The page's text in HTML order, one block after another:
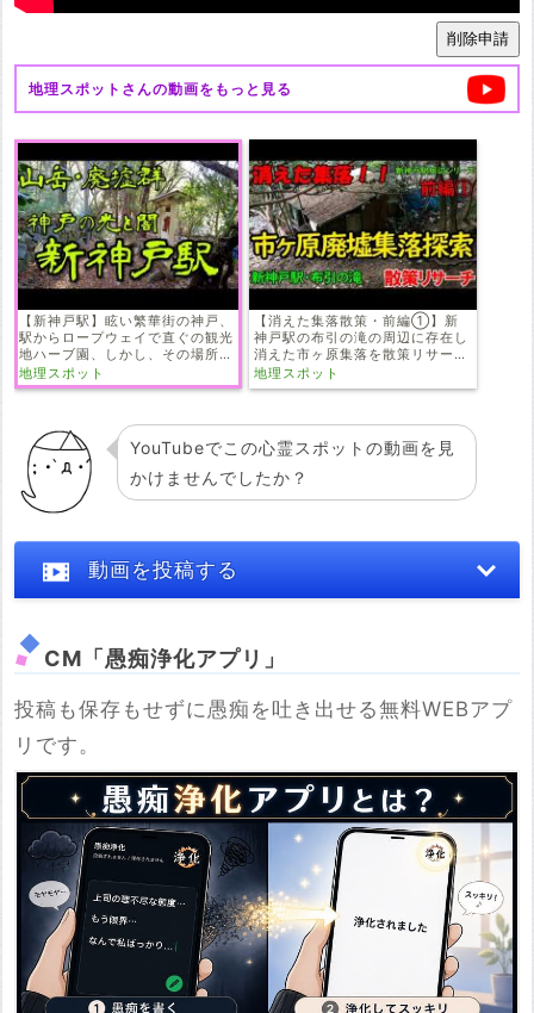
地理スポット さんの動画をもっと見る
【新神戸駅】眩い繁華街の神戸、
駅からロープウェイで直ぐの観光
地ハーブ園、しかし、その場所は
悲しい過去のある場所でした、神
戸の光と影の過去の悲しい過去を
地理スポット
【消えた集落散策・前編①】新
神戸駅の布引の滝の周辺に存在し
消えた市ヶ原集落を散策リサーチ
をしました。【Deep spot】
【布引の滝】【ハーブ園】【市ヶ
地理スポット
YouTubeでこの心霊スポットの動画を見
かけませんでしたか？
動画を投稿する
※YouTubeのURL
例：https://www.youtube.com/watch?v=***********
例：https://youtu.be/***********
投稿する
CM「愚痴浄化アプリ」
投稿も保存もせずに愚痴を吐き出せる無料WEBアプ
リです。